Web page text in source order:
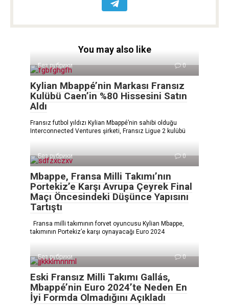
You may also like
Без рубрики 0
Kylian Mbappé’nin Markası Fransız
Kulübü Caen’in %80 Hissesini Satın
Aldı
Fransız futbol yıldızı Kylian Mbappé’nin sahibi olduğu
Interconnected Ventures şirketi, Fransız Ligue 2 kulübü
Без рубрики 0
Mbappe, Fransa Milli Takımı’nın
Portekiz’e Karşı Avrupa Çeyrek Final
Maçı Öncesindeki Düşünce Yapısını
Tartıştı
Fransa milli takımının forvet oyuncusu Kylian Mbappe,
takımının Portekiz’e karşı oynayacağı Euro 2024
Без рубрики 0
Eski Fransız Milli Takımı Gallás,
Mbappé’nin Euro 2024’te Neden En
İyi Formda Olmadığını Açıkladı